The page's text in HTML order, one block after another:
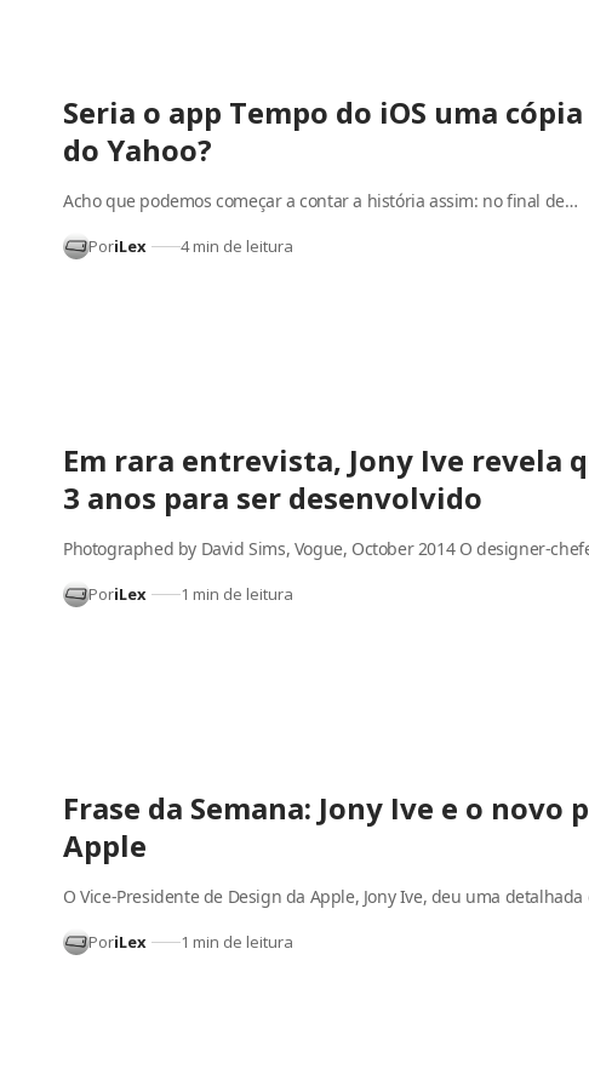
Seria o app Tempo do iOS uma
do Yahoo?
Acho que podemos começar a contar a história assim: no final de…
PoriLex 4 min de leitura
Em rara entrevista, Jony Ive revela
3 anos para ser desenvolvido
Photographed by David Sims, Vogue, October 2014 O designer-
PoriLex 1 min de leitura
Frase da Semana: Jony Ive e o
Apple
O Vice-Presidente de Design da Apple, Jony Ive, deu uma
PoriLex 1 min de leitura